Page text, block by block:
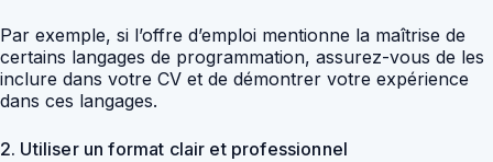
Par exemple, si l’offre d’emploi mentionne la maîtrise de
certains langages de programmation, assurez-vous de les
inclure dans votre CV et de démontrer votre expérience
dans ces langages.
2. Utiliser un format clair et professionnel